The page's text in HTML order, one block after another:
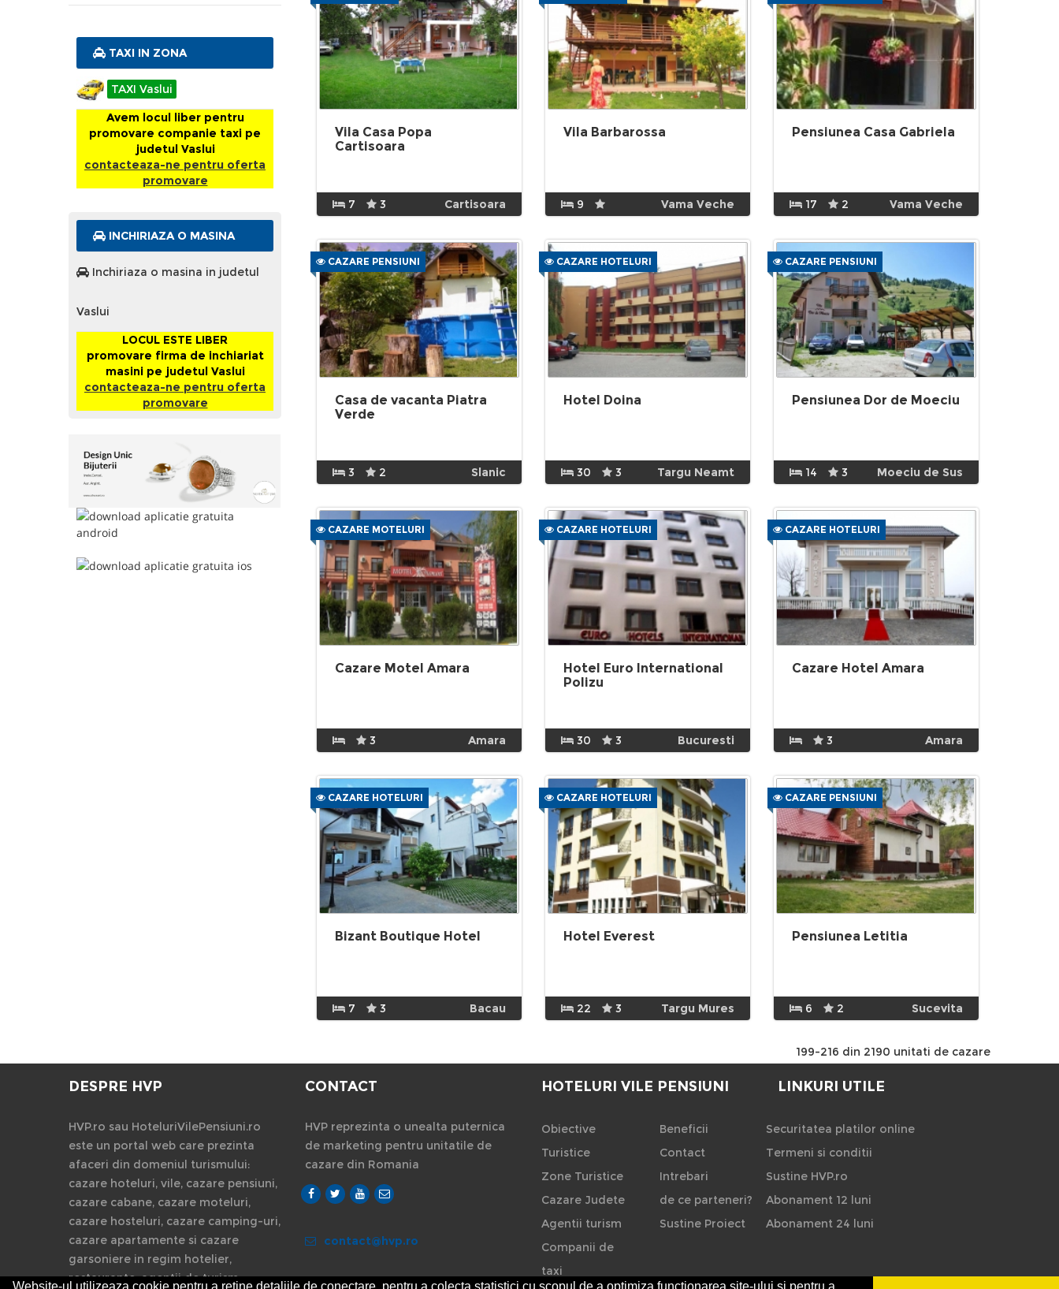
TAXI IN ZONA
TAXI Vaslui
Avem locul liber pentru
promovare companie taxi pe
judetul Vaslui
contacteaza-ne pentru oferta
promovare
INCHIRIAZA O MASINA
Inchiriaza o masina in judetul
Vaslui
LOCUL ESTE LIBER
promovare firma de inchiariat
masini pe judetul Vaslui
contacteaza-ne pentru oferta
promovare
Vila Casa Popa
Cartisoara
7 3 Cartisoara
Vila Barbarossa
9 Vama Veche
Pensiunea Casa Gabriela
17 2 Vama Veche
CAZARE PENSIUNI
Casa de vacanta Piatra
Verde
3 2 Slanic
CAZARE HOTELURI
Hotel Doina
30 3 Targu Neamt
CAZARE PENSIUNI
Pensiunea Dor de Moeciu
14 3 Moeciu de Sus
CAZARE MOTELURI
Cazare Motel Amara
3 Amara
CAZARE HOTELURI
Hotel Euro International
Polizu
30 3 Bucuresti
CAZARE HOTELURI
Cazare Hotel Amara
3 Amara
CAZARE HOTELURI
Bizant Boutique Hotel
7 3 Bacau
CAZARE HOTELURI
Hotel Everest
22 3 Targu Mures
CAZARE PENSIUNI
Pensiunea Letitia
6 2 Sucevita
199-216 din 2190 unitati de cazare
DESPRE HVP
HVP.ro sau HoteluriVilePensiuni.ro
este un portal web care prezinta
afaceri din domeniul turismului:
cazare hoteluri, vile, cazare pensiuni,
cazare cabane, cazare moteluri,
cazare hosteluri, cazare camping-uri,
cazare apartamente si cazare
garsoniere in regim hotelier,
restaurante, agentii de turism.
CONTACT
HVP reprezinta o unealta puternica
de marketing pentru unitatile de
cazare din Romania
contact@hvp.ro
HOTELURI VILE PENSIUNI
Obiective
Turistice
Zone Turistice
Cazare Judete
Agentii turism
Companii de
taxi
Beneficii
Contact
Intrebari
de ce parteneri?
Sustine Proiect
LINKURI UTILE
Securitatea platilor online
Termeni si conditii
Sustine HVP.ro
Abonament 12 luni
Abonament 24 luni